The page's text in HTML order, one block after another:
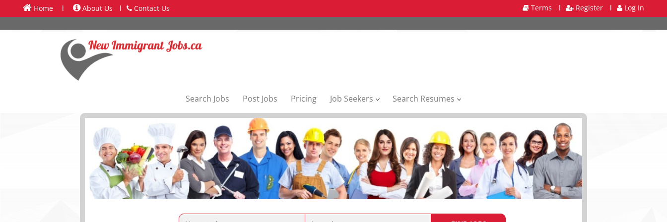
Home l About Us l Contact Us Terms l Register l Log In
Search Jobs Post Jobs Pricing Job Seekers Search Resumes